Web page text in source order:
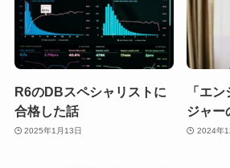
R6のDBスペシャリストに
合格した話
2025年1月13日
「エ
ジャー
2024年